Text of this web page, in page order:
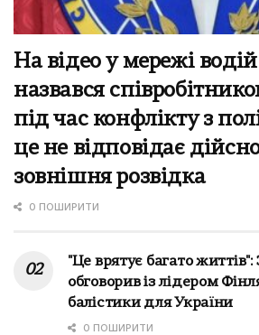
На відео у мережі водій
назвався
під час конфлікту з
це не відповідає
зовнішня розвідка
0 ПОШИРИТИ
"Це врятує багато
обговорив із лідером
балістики для України
0 ПОШИРИТИ